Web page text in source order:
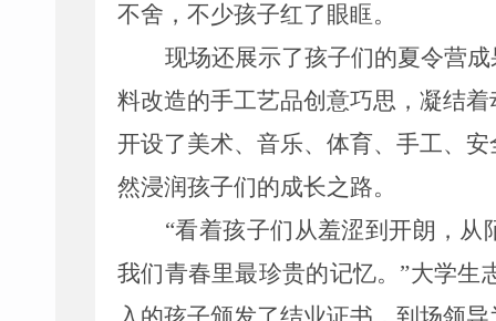
不舍，不少孩子红了眼眶。
现场还展示了孩子们的夏令营
料改造的手工艺品创意巧思，凝结
开设了美术、音乐、体育、手工、
然浸润孩子们的成长之路。
“看着孩子们从羞涩到开朗，从
我们青春里最珍贵的记忆。 ”大学生